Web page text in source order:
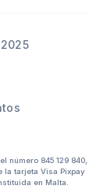
número 845 129 840,
tarjeta Visa Pixpay
en Malta.